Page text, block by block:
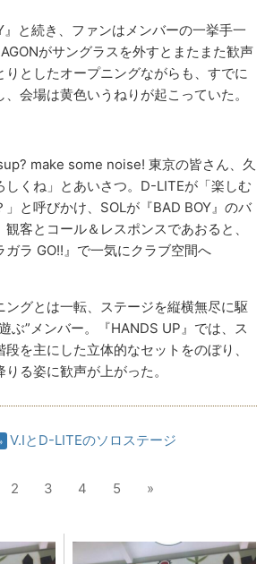
』と続き、ファンはメンバーの一挙手一
がサングラスを外すとまたまた歓声
りとしたオープニングながらも、すでに
会場は黄色いうねりが起こっていた。
make some noise! 東京の皆さん、久
しくね」とあいさつ。D-LITEが「楽しむ
と呼びかけ、SOLが『BAD BOY』のバ
客とコール＆レスポンスであおると、
ガラ GO!!』で一気にクラブ空間へ
ングとは一転、ステージを縦横無尽に駆
ぶ”メンバー。『HANDS UP』では、ス
を主にした立体的なセットをのぼり、
る姿に歓声が上がった。
V.IとD-LITEのソロステージ
2 3 4 5 »